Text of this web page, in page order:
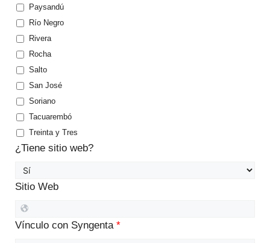
Paysandú
Río Negro
Rivera
Rocha
Salto
San José
Soriano
Tacuarembó
Treinta y Tres
¿Tiene sitio web?
Sitio Web
Vínculo con Syngenta *